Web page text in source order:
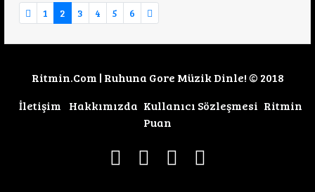
1 2 3 4 5 6
Ritmin.Com | Ruhuna Gore Müzik Dinle! © 2018
İletişim
Hakkımızda Kullanıcı Sözleşmesi Ritmin
Puan